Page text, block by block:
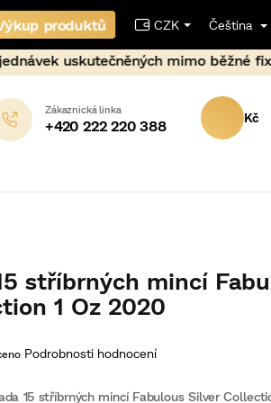
běžné fixační hodiny
produktů CZK Čeština
KOŠÍK
+420 222 220 388
15 stříbrných mincí Fabulous Silver
stříbrných mincí
1 Oz 2020
Podrobnosti hodnocení